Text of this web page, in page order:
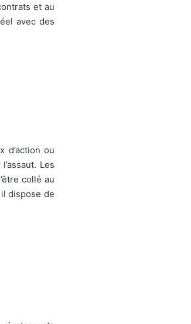
et au
avec des
d’action ou
Les
collé au
dispose de